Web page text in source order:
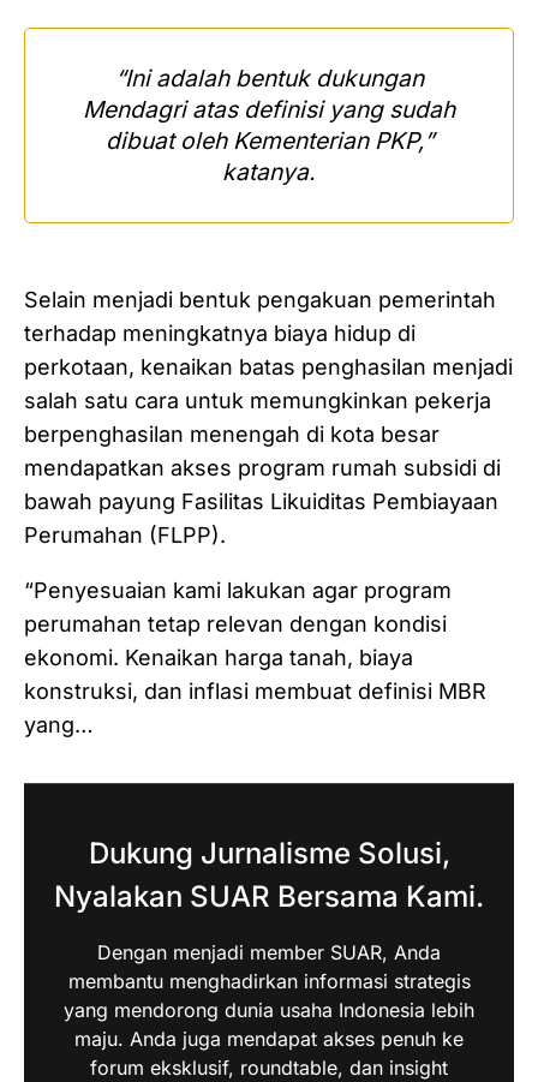
“Ini adalah bentuk dukungan
Mendagri atas definisi yang sudah
dibuat oleh Kementerian PKP,”
katanya.
Selain menjadi bentuk pengakuan pemerintah
terhadap meningkatnya biaya hidup di
perkotaan, kenaikan batas penghasilan menjadi
salah satu cara untuk memungkinkan pekerja
berpenghasilan menengah di kota besar
mendapatkan akses program rumah subsidi di
bawah payung Fasilitas Likuiditas Pembiayaan
Perumahan (FLPP).
“Penyesuaian kami lakukan agar program
perumahan tetap relevan dengan kondisi
ekonomi. Kenaikan harga tanah, biaya
konstruksi, dan inflasi membuat definisi MBR
yang…
Dukung Jurnalisme Solusi,
Nyalakan SUAR Bersama Kami.
Dengan menjadi member SUAR, Anda
membantu menghadirkan informasi strategis
yang mendorong dunia usaha Indonesia lebih
maju. Anda juga mendapat akses penuh ke
forum eksklusif, roundtable, dan insight